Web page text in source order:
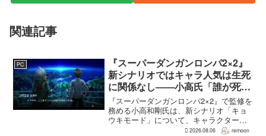
関連記事
PC
『スーパーダンガンロンパ2×2』
新シナリオではキャラ人気は生死
に関係なし――小高氏「誰が死ん
でもヘイトメールは送らないで」
『スーパーダンガンロンパ2×2』で監修を
務める小高和剛氏は、新シナリオ「キョ
ウキモード」について、キャラクターの
人気に関係なく退場させるとRPG Siteの
2026.08.06 remoon